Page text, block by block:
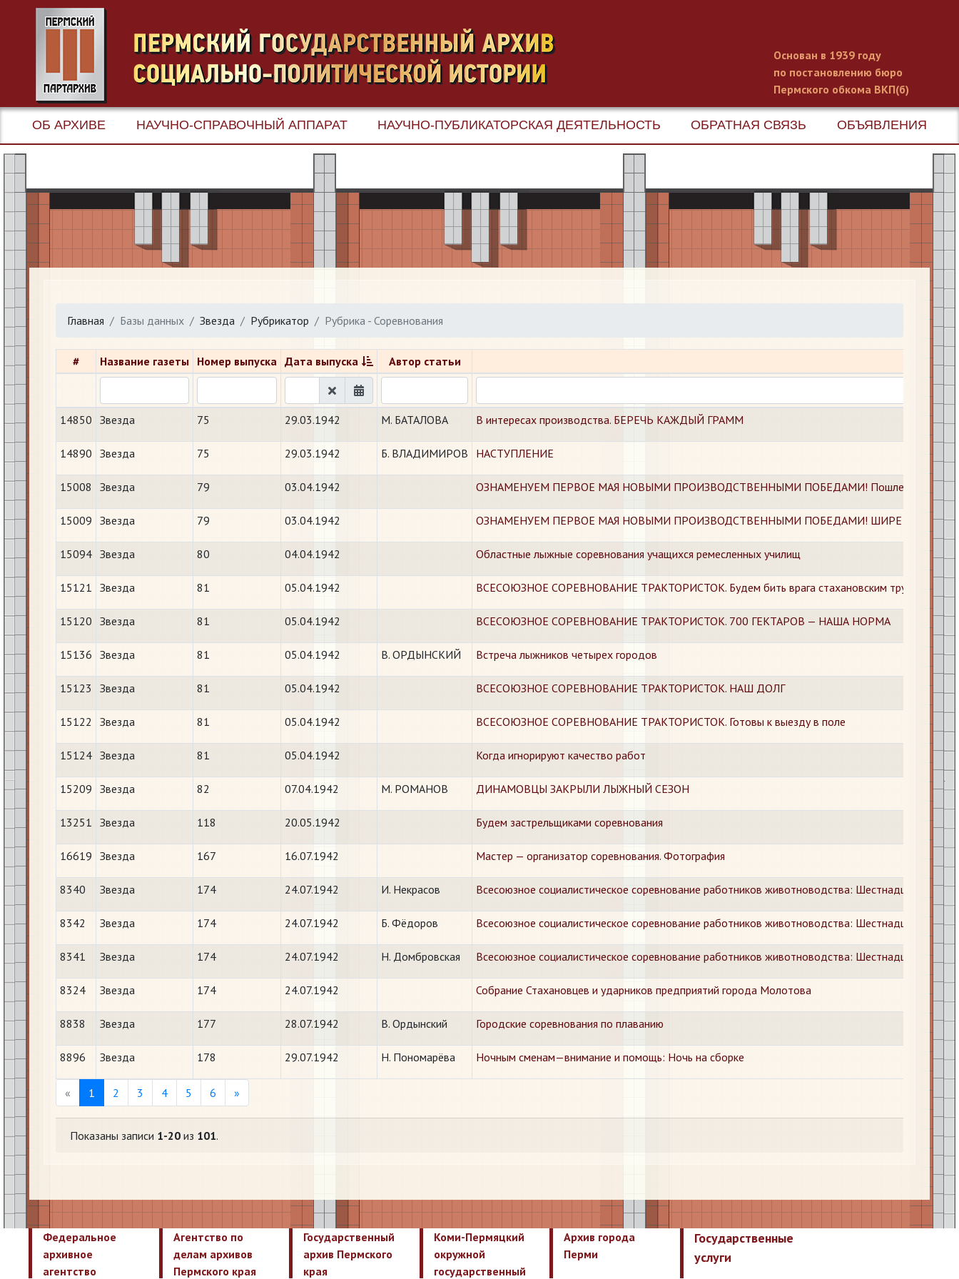
Основан в 1939 году
по постановлению бюро
Пермского обкома ВКП(б)
ОБ АРХИВЕ НАУЧНО-СПРАВОЧНЫЙ АППАРАТ НАУЧНО-ПУБЛИКАТОРСКАЯ ДЕЯТЕЛЬНОСТЬ ОБРАТНАЯ СВЯЗЬ ОБЪЯВЛЕНИЯ
Главная Базы данных Звезда Рубрикатор Рубрика - Соревнования
# Название газеты Номер выпуска Дата выпуска Автор статьи
14850 Звезда 75 29.03.1942 М. БАТАЛОВА В интересах производства. БЕРЕЧЬ КАЖДЫЙ ГРАММ
14890 Звезда 75 29.03.1942 Б. ВЛАДИМИРОВ НАСТУПЛЕНИЕ
15008 Звезда 79 03.04.1942 ОЗНАМЕНУЕМ ПЕРВОЕ МАЯ НОВЫМИ ПРОИЗВОДСТВЕННЫМИ ПОБЕДАМИ! Пошлем тысячи
15009 Звезда 79 03.04.1942 ОЗНАМЕНУЕМ ПЕРВОЕ МАЯ НОВЫМИ ПРОИЗВОДСТВЕННЫМИ ПОБЕДАМИ! ШИРЕ РАЗМАХ
15094 Звезда 80 04.04.1942 Областные лыжные соревнования учащихся ремесленных училищ
15121 Звезда 81 05.04.1942 ВСЕСОЮЗНОЕ СОРЕВНОВАНИЕ ТРАКТОРИСТОК. Будем бить врага стахановским трудом
15120 Звезда 81 05.04.1942 ВСЕСОЮЗНОЕ СОРЕВНОВАНИЕ ТРАКТОРИСТОК. 700 ГЕКТАРОВ — НАША НОРМА
15136 Звезда 81 05.04.1942 В. ОРДЫНСКИЙ Встреча лыжников четырех городов
15123 Звезда 81 05.04.1942 ВСЕСОЮЗНОЕ СОРЕВНОВАНИЕ ТРАКТОРИСТОК. НАШ ДОЛГ
15122 Звезда 81 05.04.1942 ВСЕСОЮЗНОЕ СОРЕВНОВАНИЕ ТРАКТОРИСТОК. Готовы к выезду в поле
15124 Звезда 81 05.04.1942 Когда игнорируют качество работ
15209 Звезда 82 07.04.1942 М. РОМАНОВ ДИНАМОВЦЫ ЗАКРЫЛИ ЛЫЖНЫЙ СЕЗОН
13251 Звезда 118 20.05.1942 Будем застрельщиками соревнования
16619 Звезда 167 16.07.1942 Мастер — организатор соревнования. Фотография
8340 Звезда 174 24.07.1942 И. Некрасов ​Всесоюзное социалистическое соревнование работников животноводства: Шестнадцать
8342 Звезда 174 24.07.1942 Б. Фёдоров ​Всесоюзное социалистическое соревнование работников животноводства: Шестнадцать
8341 Звезда 174 24.07.1942 Н. Домбровская ​Всесоюзное социалистическое соревнование работников животноводства: Шестнадцать
8324 Звезда 174 24.07.1942 Собрание Стахановцев и ударников предприятий города Молотова
8838 Звезда 177 28.07.1942 В. Ордынский ​Городские соревнования по плаванию
8896 Звезда 178 29.07.1942 Н. Пономарёва ​Ночным сменам—внимание и помощь: Ночь на сборке
« Previous
1 2 3 4 5 6 »
Показаны записи 1-20 из 101.
Федеральное
архивное
агентство
Агентство по
делам архивов
Пермского края
Государственный
архив Пермского
края
Коми-Пермяцкий
окружной
государственный
Архив города
Перми
Государственные
услуги